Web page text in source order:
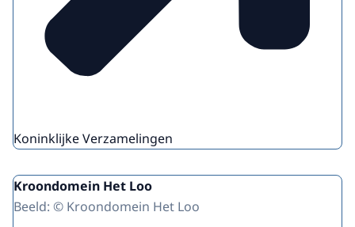
Koninklijke Verzamelingen
Kroondomein Het Loo
Beeld: © Kroondomein Het Loo